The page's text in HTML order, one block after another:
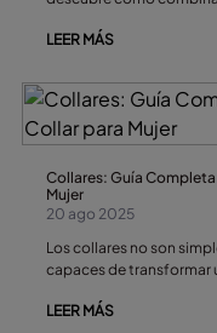
diseñados en España
LEER MÁS
Collares: Guía Completa
Mujer
20 ago 2025
Los collares no son
capaces de transformar
personalidad,
LEER MÁS